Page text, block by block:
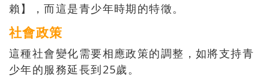
賴】，而這是青少年時期的特徵。
社會政策
這種社會變化需要相應政策的調整，如將支持青
少年的服務延長到25歲。